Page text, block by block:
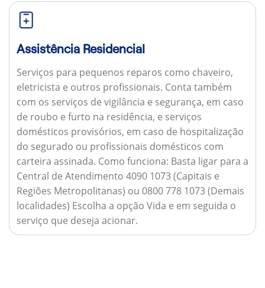
Assistência Residencial
Serviços para pequenos reparos como chaveiro,
eletricista e outros profissionais. Conta também
com os serviços de vigilância e segurança, em caso
de roubo e furto na residência, e serviços
domésticos provisórios, em caso de hospitalização
do segurado ou profissionais domésticos com
carteira assinada. Como funciona: Basta ligar para a
Central de Atendimento 4090 1073 (Capitais e
Regiões Metropolitanas) ou 0800 778 1073 (Demais
localidades) Escolha a opção Vida e em seguida o
serviço que deseja acionar.